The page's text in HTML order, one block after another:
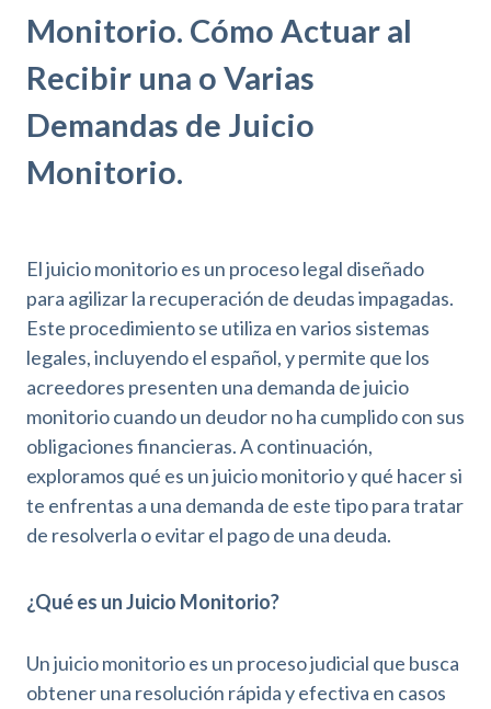
Monitorio. Cómo Actuar al
Recibir una o Varias
Demandas de Juicio
Monitorio.
El juicio monitorio es un proceso legal diseñado
para agilizar la recuperación de deudas impagadas.
Este procedimiento se utiliza en varios sistemas
legales, incluyendo el español, y permite que los
acreedores presenten una demanda de juicio
monitorio cuando un deudor no ha cumplido con sus
obligaciones financieras. A continuación,
exploramos qué es un juicio monitorio y qué hacer si
te enfrentas a una demanda de este tipo para tratar
de resolverla o evitar el pago de una deuda.
¿Qué es un Juicio Monitorio?
Un juicio monitorio es un proceso judicial que busca
obtener una resolución rápida y efectiva en casos